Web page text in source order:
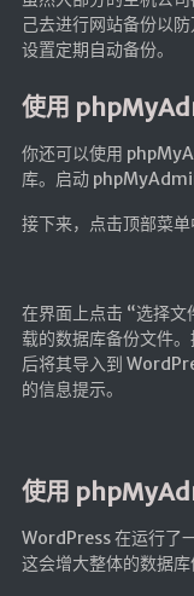
己去进行网站备份以
设置定期自动备份。
使用
你还可以使用
库。启动
接下来，点击顶部菜
在界面上点击 “选择
载的数据库备份文件
后将其导入到
的信息提示。
使用
WordPress 在运行了
这会增大整体的数据库